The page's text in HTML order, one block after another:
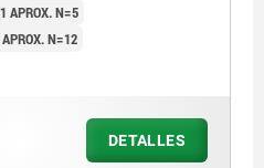
arandela roscada
APROX. N=5
N=12
DETALLES